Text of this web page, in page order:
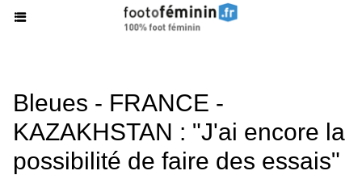
Bleues - FRANCE -
KAZAKHSTAN : "J'ai encore la
possibilité de faire des essais"